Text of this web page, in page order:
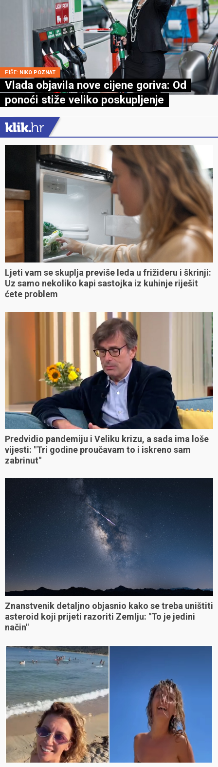
PIŠE: NIKO POZNAT
Vlada objavila nove cijene goriva: Od
ponoći stiže veliko poskupljenje
Ljeti vam se skuplja previše leda u frižideru i škrinji:
Uz samo nekoliko kapi sastojka iz kuhinje riješit
ćete problem
Predvidio pandemiju i Veliku krizu, a sada ima loše
vijesti: "Tri godine proučavam to i iskreno sam
zabrinut"
Znanstvenik detaljno objasnio kako se treba uništiti
asteroid koji prijeti razoriti Zemlju: "To je jedini
način"